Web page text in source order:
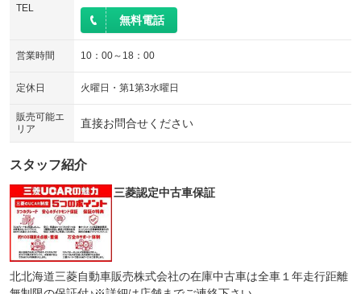
TEL
無料電話
営業時間 10：00～18：00
定休日 火曜日・第1第3水曜日
販売可能エ
リア
直接お問合せください
スタッフ紹介
三菱認定中古車保証
北北海道三菱自動車販売株式会社の在庫中古車は全車１年走行距離